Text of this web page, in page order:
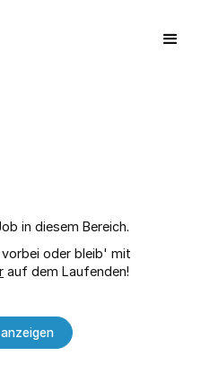
in diesem Bereich.
oder bleib' mit
auf dem Laufenden!